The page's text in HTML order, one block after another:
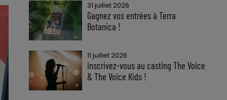
31 juillet 2026
Gagnez vos entrées à Terra
Botanica !
11 juillet 2026
Inscrivez-vous au casting The Voice
& The Voice Kids !